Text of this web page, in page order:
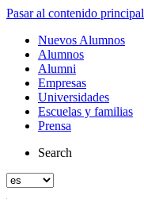
Pasar al contenido principal
Nuevos Alumnos
Alumnos
Alumni
Empresas
Universidades
Escuelas y familias
Prensa
Search